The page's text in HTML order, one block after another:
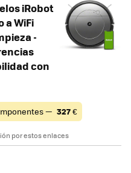
iRobot
a WiFi
-
con
— 327€
por estos enlaces